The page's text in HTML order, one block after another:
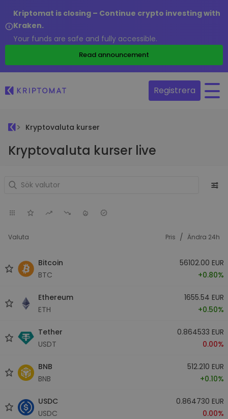
Kriptomat is closing – Continue crypto investing with
Kraken.
Your funds are safe and fully accessible.
Read announcement
Registrera
Kryptovaluta kurser
Kryptovaluta kurser live
Valuta Pris / Ändra 24h
Bitcoin
BTC
56102.00 EUR
+0.80%
Ethereum
ETH
1655.54 EUR
+0.50%
Tether
USDT
0.864533 EUR
0.00%
BNB
BNB
512.210 EUR
+0.10%
USDC
USDC
0.864730 EUR
0.00%